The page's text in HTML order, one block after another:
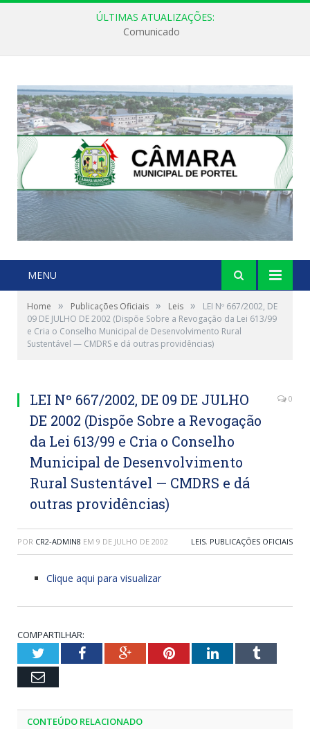
ÚLTIMAS ATUALIZAÇÕES:
Comunicado
MENU
Home » Publicações Oficiais » Leis »
LEI Nº 667/2002, DE
09 DE JULHO DE 2002 (Dispõe Sobre a Revogação da Lei 613/99
e Cria o Conselho Municipal de Desenvolvimento Rural
Sustentável — CMDRS e dá outras providências)
LEI Nº 667/2002, DE 09 DE JULHO
DE 2002 (Dispõe Sobre a Revogação
da Lei 613/99 e Cria o Conselho
Municipal de Desenvolvimento
Rural Sustentável — CMDRS e dá
outras providências)
0
POR CR2-ADMIN8 EM 9 DE JULHO DE 2002 LEIS, PUBLICAÇÕES OFICIAIS
Clique aqui para visualizar
COMPARTILHAR:
TwitterFacebookGoogle+PinterestLinkedInTumblr
Email
CONTEÚDO RELACIONADO